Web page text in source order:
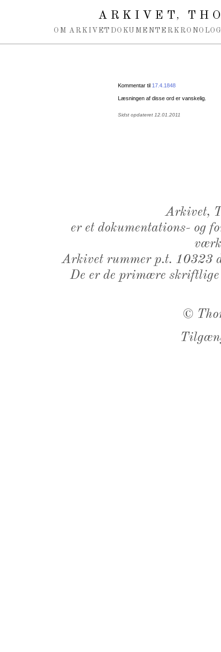
ARKIVET,
OM ARKIVET DOKUMENTER
Kommentar til 17.4.1848
Læsningen af disse ord er vanskelig.
Sidst opdateret 12.01.2011
Arkivet,
er et dokumentations- og
Arkivet rummer p.t. 10323
De er de primære
©